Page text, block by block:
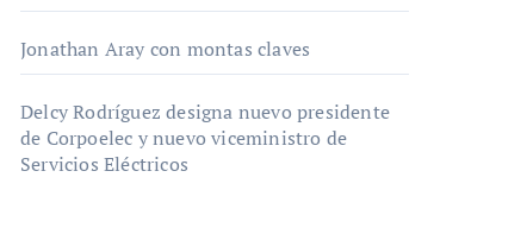
Jonathan Aray con montas claves
Delcy Rodríguez designa nuevo presidente
de Corpoelec y nuevo viceministro de
Servicios Eléctricos